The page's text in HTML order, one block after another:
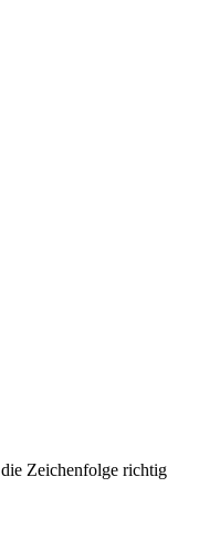
Zeichenfolge richtig